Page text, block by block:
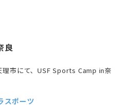
良
市にて、USF Sports Camp in奈
スポーツ